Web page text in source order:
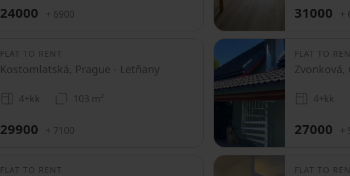
24000 + 6900 31000 +
FLAT TO RENT
Kostomlatská, Prague - Letňany
4+kk 103 m²
29900 + 7100
FLAT TO
4+kk
27000 +
FLAT TO RENT FLAT TO